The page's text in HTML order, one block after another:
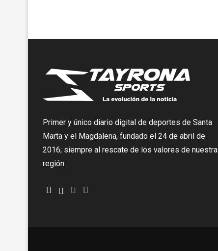
Primer y único diario digital de deportes de Santa
Marta y el Magdalena, fundado el 24 de abril de
2016; siempre al rescate de los valores de nuestra
región.